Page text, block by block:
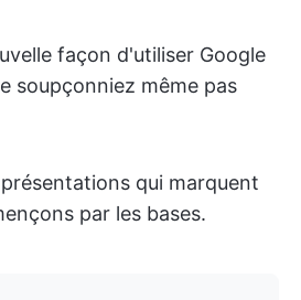
façon d'utiliser Google
soupçonniez même pas
qui marquent
par les bases.